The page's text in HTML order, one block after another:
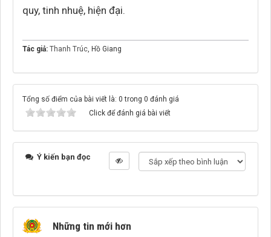
quy, tinh nhuệ, hiện đại.
Tác giả: Thanh Trúc, Hồ Giang
Tổng số điểm của bài viết là: 0 trong 0 đánh giá
Click để đánh giá bài viết
Ý kiến bạn đọc
Những tin mới hơn